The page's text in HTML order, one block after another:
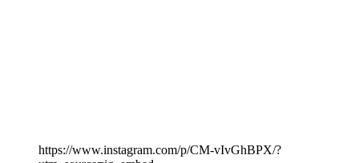
https://www.instagram.com/p/CM-vIvGhBPX/?